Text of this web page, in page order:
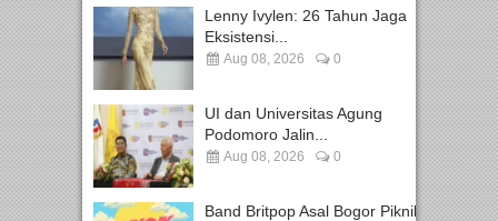
Lenny Ivylen: 26 Tahun Jaga
Eksistensi...
Aug 08, 2026 0
UI dan Universitas Agung
Podomoro Jalin...
Aug 08, 2026 0
Band Britpop Asal Bogor Piknik